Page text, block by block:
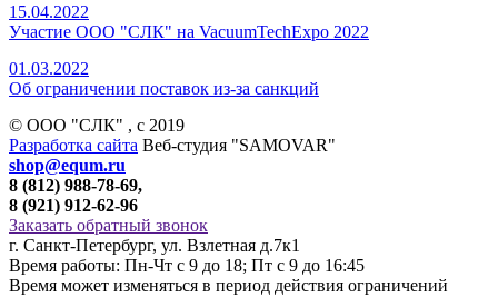
15.04.2022
Участие ООО "СЛК" на VacuumTechExpo 2022
01.03.2022
Об ограничении поставок из-за санкций
© ООО "СЛК" , c 2019
Разработка сайта Веб-студия "SAMOVAR"
shop@equm.ru
8 (812) 988-78-69,
8 (921) 912-62-96
Заказать обратный звонок
г. Санкт-Петербург, ул. Взлетная д.7к1
Время работы: Пн-Чт с 9 до 18; Пт с 9 до 16:45
Время может изменяться в период действия ограничений